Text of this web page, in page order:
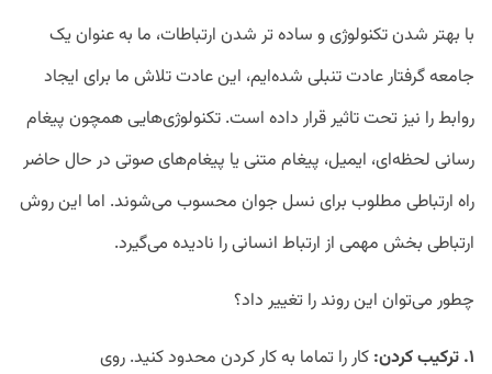
با بهتر شدن تکنولوژی و ساده تر شدن ارتباطات، ما به عنوان یک
جامعه گرفتار عادت‌ تنبلی شده‌ایم، این عادت تلاش ما برای ایجاد
روابط را نیز تحت تاثیر قرار داده است. تکنولوژی‌هایی همچون پیغام
رسانی لحظه‌ای، ایمیل، پیغام متنی یا پیغام‌های صوتی در حال حاضر
راه ارتباطی مطلوب برای نسل جوان محسوب می‌شوند. اما این روش
ارتباطی بخش مهمی از ارتباط انسانی را نادیده می‌گیرد.
چطور می‌توان این روند را تغییر داد؟
۱. ترکیب کردن:
کار را تماما به کار کردن محدود کنید. روی